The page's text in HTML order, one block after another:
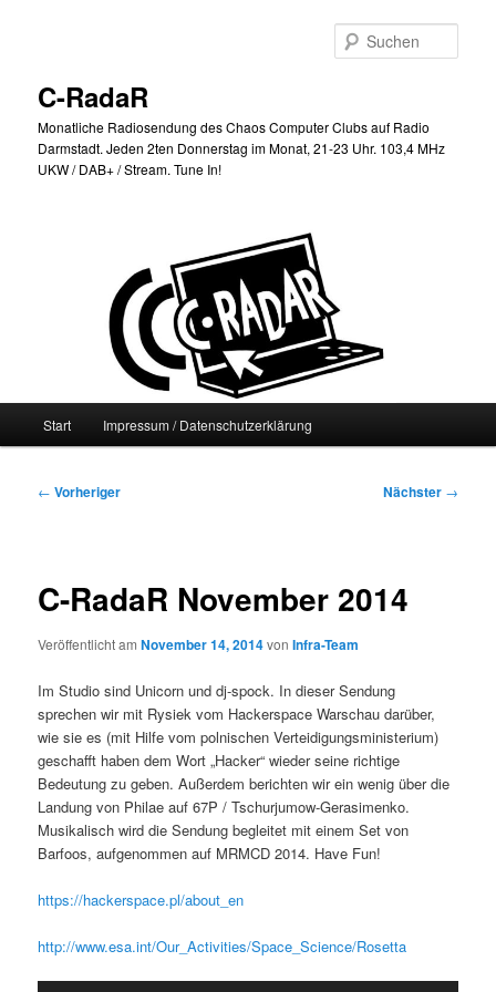
C-RadaR
Monatliche Radiosendung des Chaos Computer Clubs auf Radio
Darmstadt. Jeden 2ten Donnerstag im Monat, 21-23 Uhr. 103,4 MHz
UKW / DAB+ / Stream. Tune In!
Start Impressum / Datenschutzerklärung
Beitragsnavigation
← Vorheriger Nächster →
C-RadaR November 2014
Veröffentlicht amNovember 14, 2014vonInfra-Team
Im Studio sind Unicorn und dj-spock. In dieser Sendung
sprechen wir mit Rysiek vom Hackerspace Warschau darüber,
wie sie es (mit Hilfe vom polnischen Verteidigungsministerium)
geschafft haben dem Wort „Hacker“ wieder seine richtige
Bedeutung zu geben. Außerdem berichten wir ein wenig über die
Landung von Philae auf 67P / Tschurjumow-Gerasimenko.
Musikalisch wird die Sendung begleitet mit einem Set von
Barfoos, aufgenommen auf MRMCD 2014. Have Fun!
https://hackerspace.pl/about_en
http://www.esa.int/Our_Activities/Space_Science/Rosetta